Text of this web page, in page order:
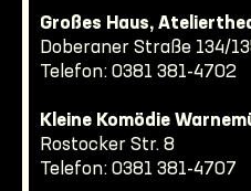
Großes Haus,
Doberaner Straße 134/
Telefon: 0381 381-4702
Kleine Komödie
Rostocker Str. 8
Telefon: 0381 381-4707